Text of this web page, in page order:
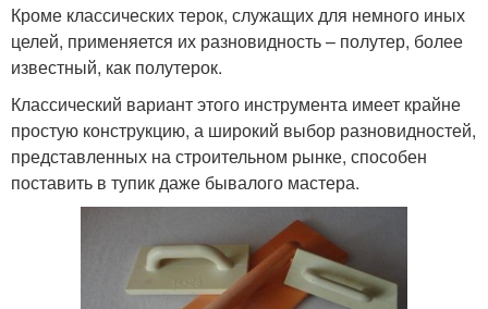
Кроме классических терок, служащих для немного иных
целей, применяется их разновидность – полутер, более
известный, как полутерок.
Классический вариант этого инструмента имеет крайне
простую конструкцию, а широкий выбор разновидностей,
представленных на строительном рынке, способен
поставить в тупик даже бывалого мастера.